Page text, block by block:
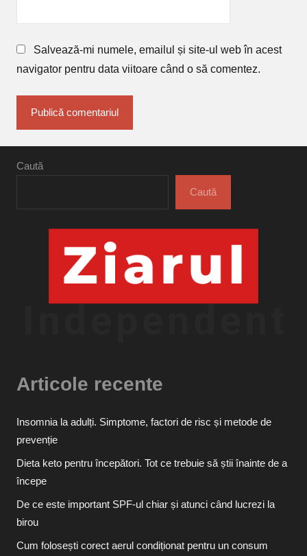
Salvează-mi numele, emailul și site-ul web în acest
navigator pentru data viitoare când o să comentez.
Caută
Caută
Articole recente
Insomnia la adulți. Simptome, factori de risc și metode de
prevenție
Dieta keto pentru începători. Tot ce trebuie să știi înainte de a
începe
De ce este important SPF-ul chiar și atunci când lucrezi la
birou
Cum folosești corect aerul condiționat pentru un consum